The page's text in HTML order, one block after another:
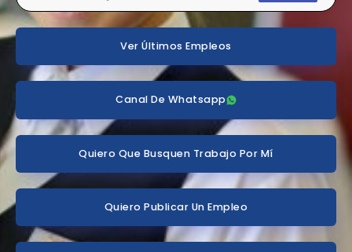
Ver Últimos Empleos
Canal De Whatsapp
Quiero Que Busquen Trabajo Por Mí
Quiero Publicar Un Empleo